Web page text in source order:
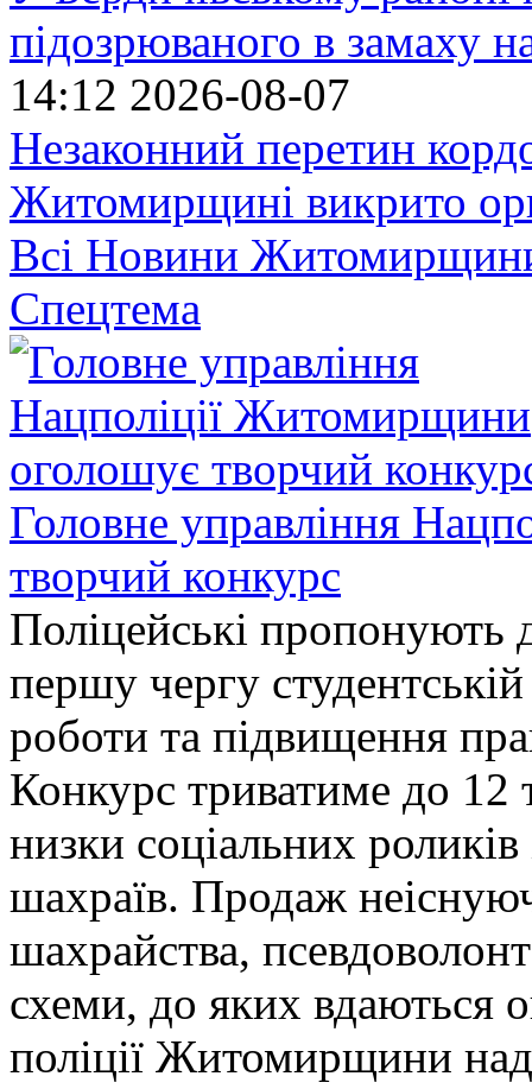
підозрюваного в замаху
14:12 2026-08-07
Незаконний перетин
Житомирщині викрито
Всі Новини
Спецтема
Головне управління
творчий конкурс
Поліцейські пропонують
першу чергу
роботи та підвищення
Конкурс триватиме до 12
низки соціальних
шахраїв. Продаж
шахрайства,
схеми, до яких
поліції Житомирщини